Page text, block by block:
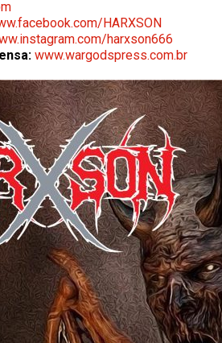
HARXSON
harxson666
www.wargodspress.com.br